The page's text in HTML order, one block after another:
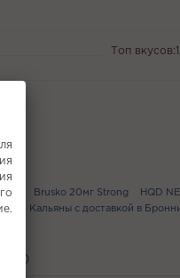
Топ
Brusko 20мг Strong HQD
Кальяны с доставкой в
(0)